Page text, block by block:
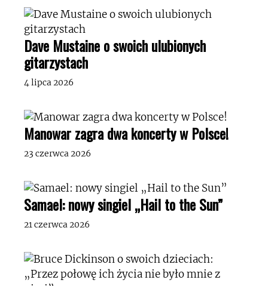
Dave Mustaine o swoich ulubionych
gitarzystach
4 lipca 2026
Manowar zagra dwa koncerty w Polsce!
23 czerwca 2026
Samael: nowy singiel „Hail to the Sun”
21 czerwca 2026